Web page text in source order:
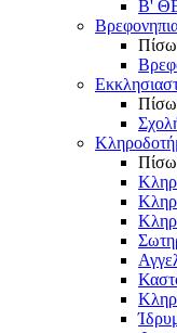
Β'
Πίσω
Πίσω
Πίσω